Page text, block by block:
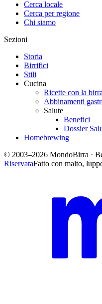
Cerca locale
Cerca per regione
Chi siamo
Sezioni
Storia
Birrifici
Stili
Cucina
Ricette con la birra
Abbinamenti
Salute
Benefici
Dossier
Homebrewing
© 2003–2026 MondoBirra ·
RiservataFatto con malto,